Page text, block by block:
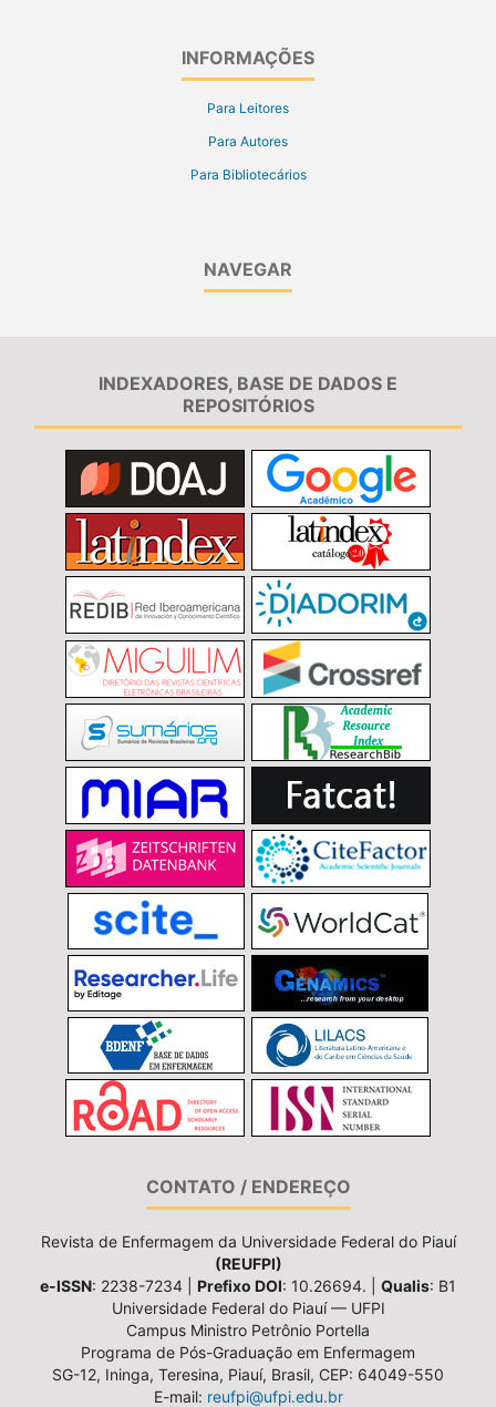
INFORMAÇÕES
Para Leitores
Para Autores
Para Bibliotecários
NAVEGAR
INDEXADORES, BASE DE DADOS E
REPOSITÓRIOS
CONTATO / ENDEREÇO
Revista de Enfermagem da Universidade Federal do Piauí
(REUFPI)
e-ISSN: 2238-7234 | Prefixo DOI: 10.26694. | Qualis: B1
Universidade Federal do Piauí — UFPI
Campus Ministro Petrônio Portella
Programa de Pós-Graduação em Enfermagem
SG-12, Ininga, Teresina, Piauí, Brasil, CEP: 64049-550
E-mail: reufpi@ufpi.edu.br